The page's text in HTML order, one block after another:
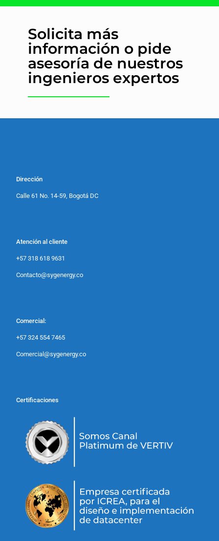
Solicita más
información o pide
asesoría de nuestros
ingenieros expertos
Dirección
Calle 61 No. 14-59, Bogotá DC
Atención al cliente
+57 318 618 9631
Contacto@sygenergy.co
Comercial:
+57 324 554 7465
Comercial@sygenergy.co
Certificaciones